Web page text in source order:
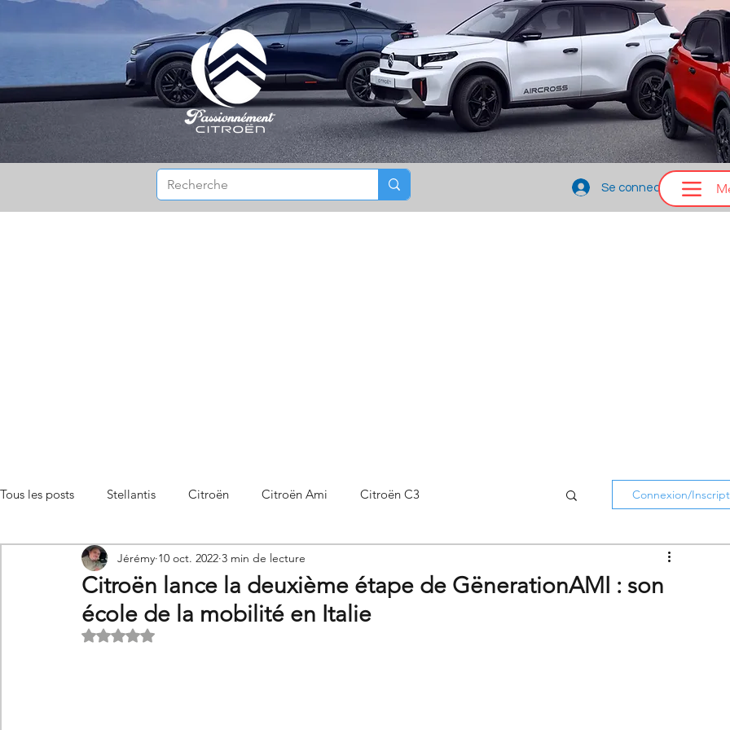
Se connecter
Tous les posts Stellantis Citroën Citroën Ami Citroën C3
Citroën C3 Aircross Citroën C4 Citroën C4 X
Citroën C5 X Citroën Berlingo Citroën Basalt Citroën Holidays
Connexion/
Citroën lance la deuxième étape de GënerationAMI : son
école de la mobilité en Italie
Jérémy 10 oct. 2022 3 min de lecture
Noté NaN étoiles sur 5.